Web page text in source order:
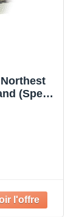
(Speed